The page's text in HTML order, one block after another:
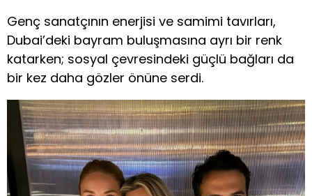
Genç sanatçının enerjisi ve samimi tavırları,
Dubai’deki bayram buluşmasına ayrı bir renk
katarken; sosyal çevresindeki güçlü bağları da
bir kez daha gözler önüne serdi.